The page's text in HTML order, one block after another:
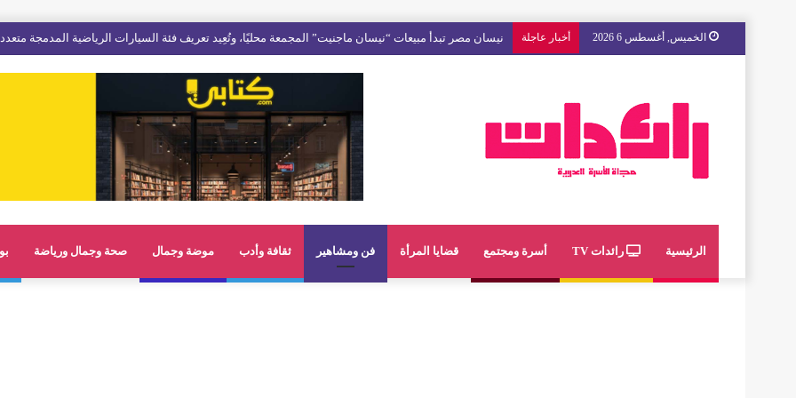
الخميس, أغسطس 6 2026 أخبار عاجلة مع « The Next Ad » ، إنوي يُسند حملته الإعلانية المقبلة إلى الشباب المغربي
الرئيسية رائدات TV أسرة ومجتمع قضايا المرأة فن ومشاهير ثقافة وأدب موضة وجمال صحة وجمال ورياضة